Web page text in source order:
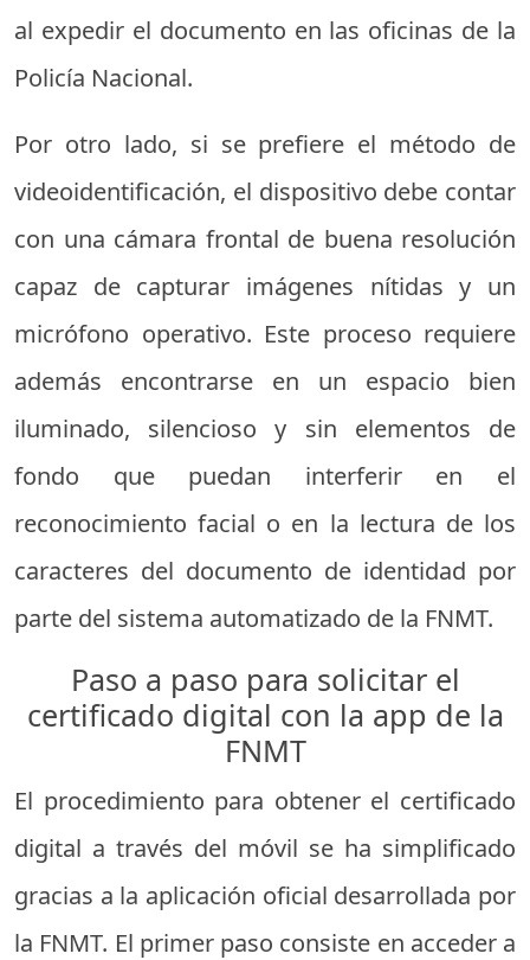
al expedir el documento en las oficinas de la
Policía Nacional.
Por otro lado, si se prefiere el método de
videoidentificación, el dispositivo debe contar
con una cámara frontal de buena resolución
capaz de capturar imágenes nítidas y un
micrófono operativo. Este proceso requiere
además encontrarse en un espacio bien
iluminado, silencioso y sin elementos de
fondo que puedan interferir en el
reconocimiento facial o en la lectura de los
caracteres del documento de identidad por
parte del sistema automatizado de la FNMT.
Paso a paso para solicitar el
certificado digital con la app de la
FNMT
El procedimiento para obtener el certificado
digital a través del móvil se ha simplificado
gracias a la aplicación oficial desarrollada por
la FNMT. El primer paso consiste en acceder a